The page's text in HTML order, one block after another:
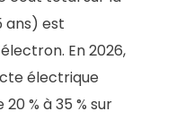
ans) est
En 2026,
électrique
% à 35 % sur